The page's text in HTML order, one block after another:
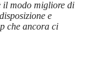
il modo migliore di
e
che ancora ci